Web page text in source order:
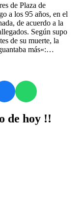
de Plaza de
a los 95 años, en el
de acuerdo a la
Según supo
de su muerte, la
más«:…
de hoy !!